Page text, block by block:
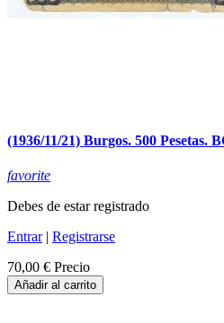
(1936/11/21) Burgos. 500 Pesetas.
favorite
Debes de estar registrado
Entrar| Registrarse
70,00 € Precio
Añadir al carrito